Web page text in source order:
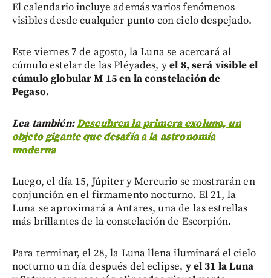
El calendario incluye además varios fenómenos
visibles desde cualquier punto con cielo despejado.
Este viernes 7 de agosto, la Luna se acercará al
cúmulo estelar de las Pléyades, yel 8, será visible el
cúmulo globular M 15 en la constelación de
Pegaso.
Lea también:Descubren la primera exoluna, un
objeto gigante que desafía a la astronomía
moderna
Luego, el día 15, Júpiter y Mercurio se mostrarán en
conjunción en el firmamento nocturno. El 21, la
Luna se aproximará a Antares, una de las estrellas
más brillantes de la constelación de Escorpión.
Para terminar, el 28, la Luna llena iluminará el cielo
nocturno un día después del eclipse, y el 31 la Luna